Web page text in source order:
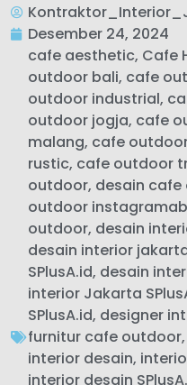
Desember 24, 2024
cafe aesthetic, Cafe
outdoor bali, cafe
outdoor industrial,
outdoor jogja, cafe
malang, cafe
rustic, cafe outdoor
outdoor, desain
outdoor
outdoor, desain
desain interior
SPlusA.id, desain
interior Jakarta
SPlusA.id, designer
furnitur cafe outdoor,
interior desain,
interior desain